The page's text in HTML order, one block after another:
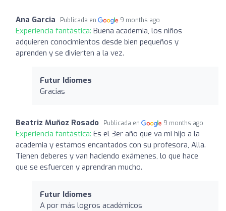
Ana Garcia Publicada en 9 months ago
Experiencia fantástica: Buena academia, los niños
adquieren conocimientos desde bien pequeños y
aprenden y se divierten a la vez.
Futur Idiomes
Gracias
Beatriz Muñoz Rosado Publicada en 9 months ago
Experiencia fantástica: Es el 3er año que va mi hijo a la
academia y estamos encantados con su profesora, Alla.
Tienen deberes y van haciendo exámenes, lo que hace
que se esfuercen y aprendran mucho.
Futur Idiomes
A por más logros académicos